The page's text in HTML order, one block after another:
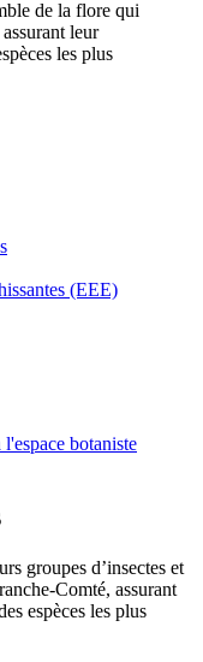
de la flore qui
leur
les plus
(EEE)
botaniste
groupes d’insectes et
Comté, assurant
espèces les plus